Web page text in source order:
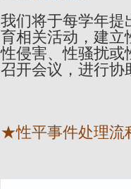
我们将于每学年提
育相关活动，建立
性侵害、性骚扰或
召开会议，进行协
★性平事件处理流